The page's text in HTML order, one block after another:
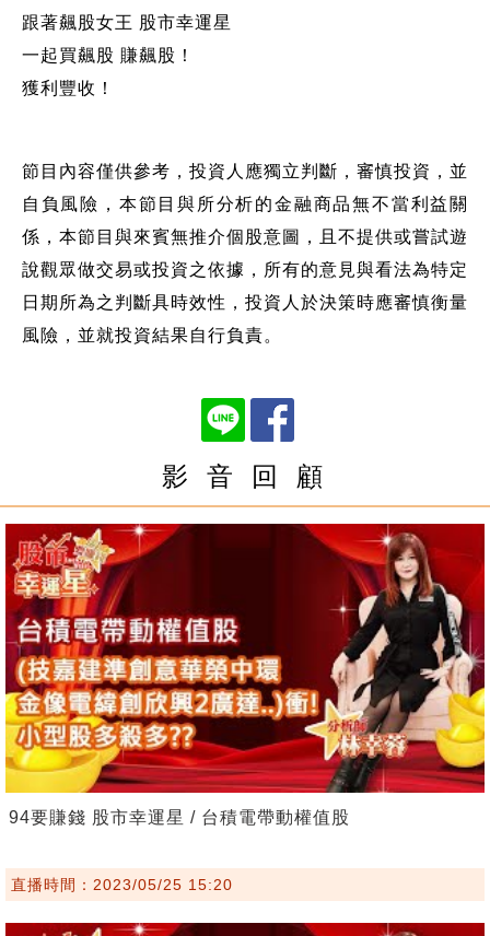
跟著飆股女王 股市幸運星
一起買飆股 賺飆股！
獲利豐收！
節目內容僅供參考，投資人應獨立判斷，審慎投資，並
自負風險，本節目與所分析的金融商品無不當利益關
係，本節目與來賓無推介個股意圖，且不提供或嘗試遊
說觀眾做交易或投資之依據，所有的意見與看法為特定
日期所為之判斷具時效性，投資人於決策時應審慎衡量
風險，並就投資結果自行負責。
影 音 回 顧
94要賺錢 股市幸運星 / 台積電帶動權值股
直播時間：2023/05/25 15:20